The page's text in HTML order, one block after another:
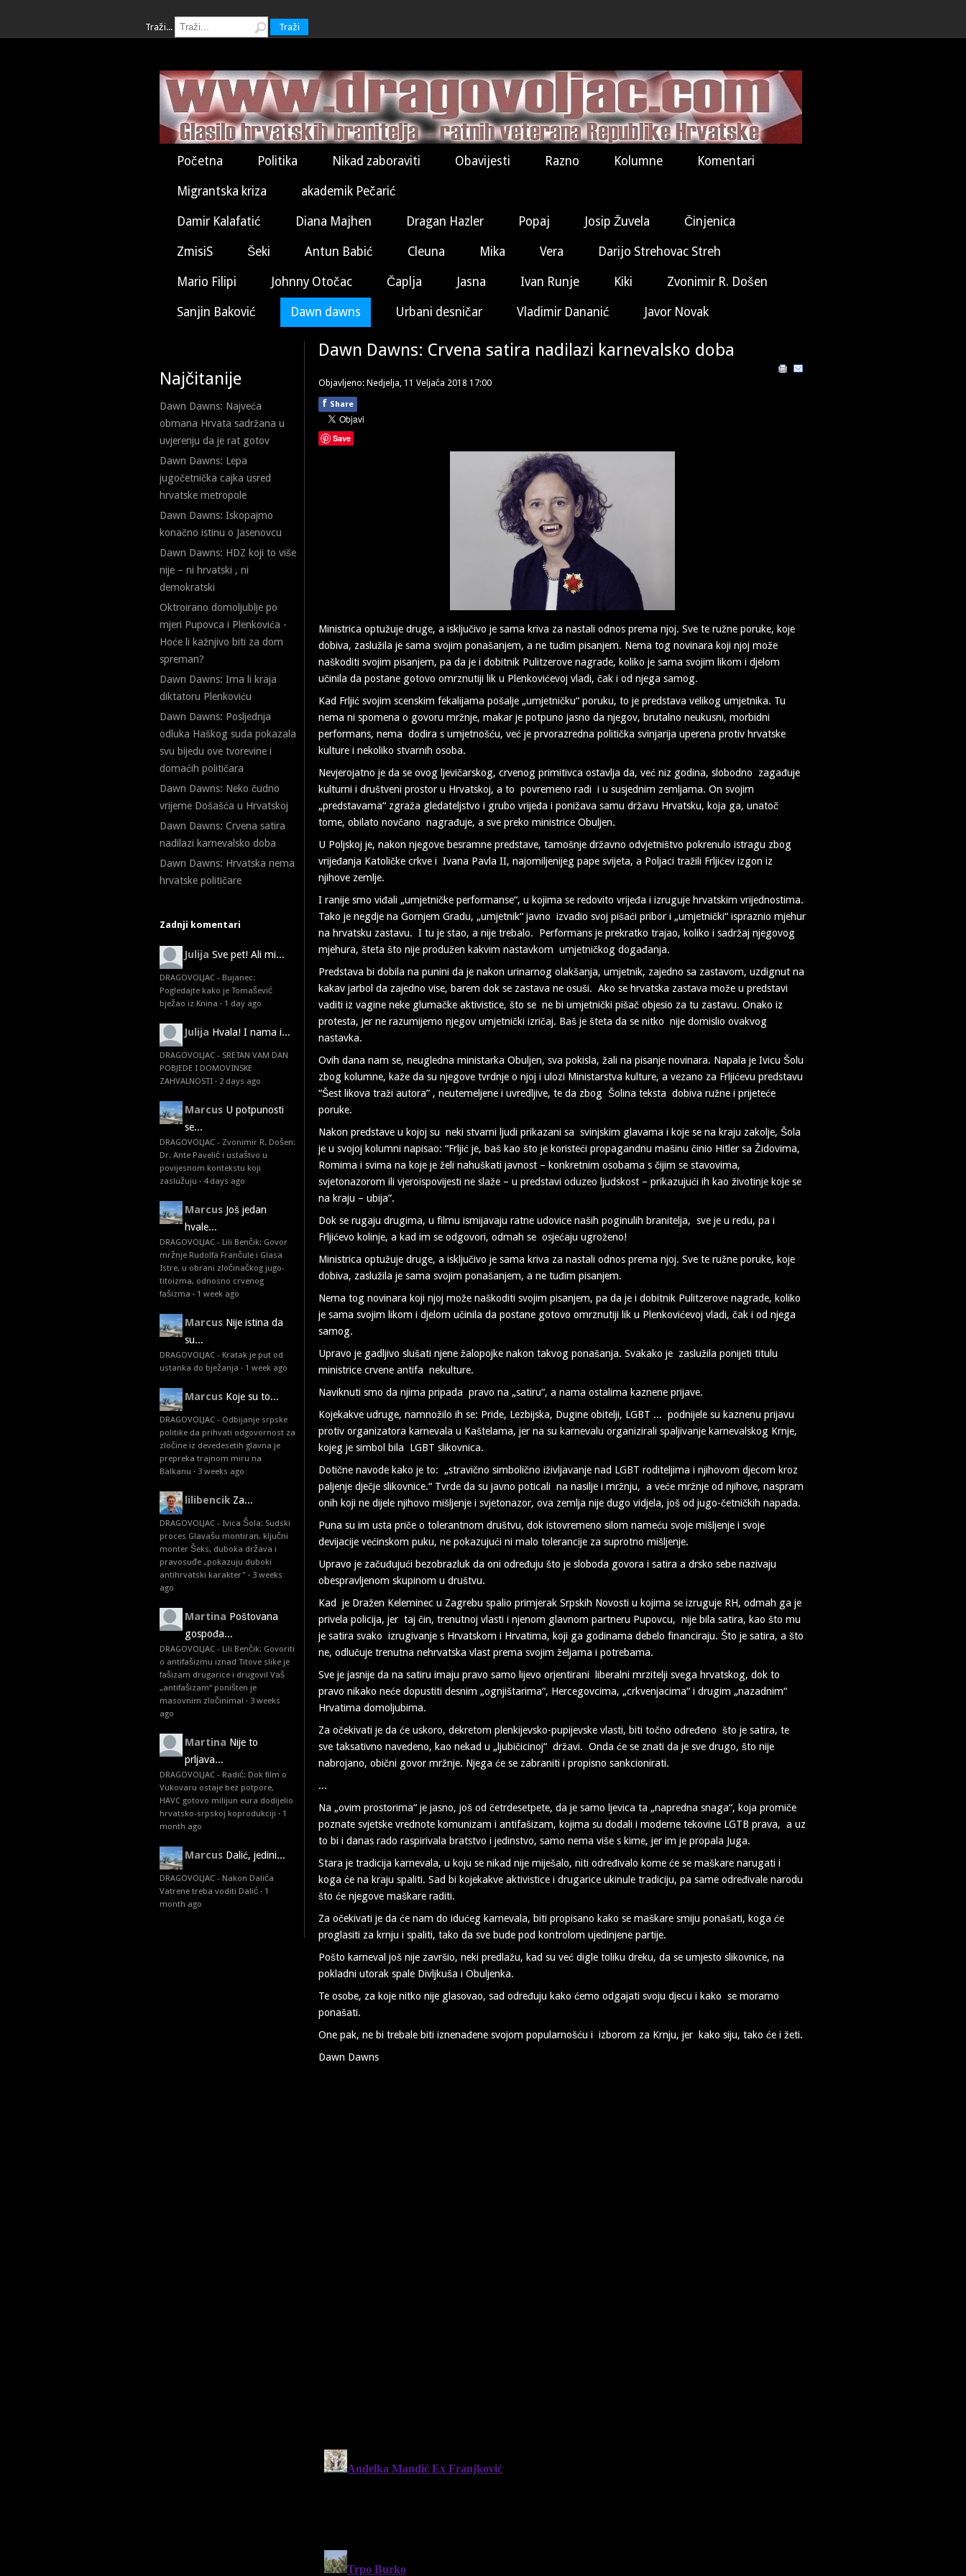
Traži... Traži
Početna Politika Nikad zaboraviti Obavijesti Razno Kolumne Komentari
Migrantska kriza akademik Pečarić
Damir Kalafatić Diana Majhen Dragan Hazler Popaj Josip Žuvela Činjenica
ZmisiS Šeki Antun Babić Cleuna Mika Vera Darijo Strehovac Streh
Mario Filipi Johnny Otočac Čaplja Jasna Ivan Runje Kiki Zvonimir R. Došen
Sanjin Baković Dawn dawns Urbani desničar Vladimir Dananić Javor Novak
Najčitanije
Dawn Dawns: Najveća
obmana Hrvata sadržana u
uvjerenju da je rat gotov
Dawn Dawns: Lepa
jugočetnička cajka usred
hrvatske metropole
Dawn Dawns: Iskopajmo
konačno istinu o Jasenovcu
Dawn Dawns: HDZ koji to više
nije – ni hrvatski , ni
demokratski
Oktroirano domoljublje po
mjeri Pupovca i Plenkovića -
Hoće li kažnjivo biti za dom
spreman?
Dawn Dawns: Ima li kraja
diktatoru Plenkoviću
Dawn Dawns: Posljednja
odluka Haškog suda pokazala
svu bijedu ove tvorevine i
domaćih političara
Dawn Dawns: Neko čudno
vrijeme Došašća u Hrvatskoj
Dawn Dawns: Crvena satira
nadilazi karnevalsko doba
Dawn Dawns: Hrvatska nema
hrvatske političare
Zadnji komentari
Julija Sve pet! Ali mi...
DRAGOVOLJAC - Bujanec:
Pogledajte kako je Tomašević
bježao iz Knina · 1 day ago
Julija Hvala! I nama i...
DRAGOVOLJAC - SRETAN VAM DAN
POBJEDE I DOMOVINSKE
ZAHVALNOSTI · 2 days ago
Marcus U potpunosti
se...
DRAGOVOLJAC - Zvonimir R. Došen:
Dr. Ante Pavelić i ustaštvo u
povijesnom kontekstu koji
zaslužuju · 4 days ago
Marcus Još jedan
hvale...
DRAGOVOLJAC - Lili Benčik: Govor
mržnje Rudolfa Frančule i Glasa
Istre, u obrani zločinačkog jugo-
titoizma, odnosno crvenog
fašizma · 1 week ago
Marcus Nije istina da
su...
DRAGOVOLJAC - Kratak je put od
ustanka do bježanja · 1 week ago
Marcus Koje su to...
DRAGOVOLJAC - Odbijanje srpske
politike da prihvati odgovornost za
zločine iz devedesetih glavna je
prepreka trajnom miru na
Balkanu · 3 weeks ago
lilibencik Za...
DRAGOVOLJAC - Ivica Šola: Sudski
proces Glavašu montiran, ključni
monter Šeks, duboka država i
pravosuđe „pokazuju duboki
antihrvatski karakter" · 3 weeks
ago
Martina Poštovana
gospođa...
DRAGOVOLJAC - Lili Benčik: Govoriti
o antifašizmu iznad Titove slike je
fašizam drugarice i drugovi! Vaš
„antifašizam“ poništen je
masovnim zločinima! · 3 weeks
ago
Martina Nije to
prljava...
DRAGOVOLJAC - Radić: Dok film o
Vukovaru ostaje bez potpore,
HAVC gotovo milijun eura dodijelio
hrvatsko-srpskoj koprodukciji · 1
month ago
Marcus Dalić, jedini...
DRAGOVOLJAC - Nakon Dalića
Vatrene treba voditi Dalić · 1
month ago
Dawn Dawns: Crvena satira nadilazi karnevalsko doba
Objavljeno: Nedjelja, 11 Veljača 2018 17:00
f Share
Save
Ministrica optužuje druge, a isključivo je sama kriva za nastali odnos prema njoj. Sve te ružne poruke, koje
dobiva, zaslužila je sama svojim ponašanjem, a ne tuđim pisanjem. Nema tog novinara koji njoj može
naškoditi svojim pisanjem, pa da je i dobitnik Pulitzerove nagrade, koliko je sama svojim likom i djelom
učinila da postane gotovo omrznutiji lik u Plenkovićevoj vladi, čak i od njega samog.
Kad Frljić svojim scenskim fekalijama pošalje „umjetničku“ poruku, to je predstava velikog umjetnika. Tu
nema ni spomena o govoru mržnje, makar je potpuno jasno da njegov, brutalno neukusni, morbidni
performans, nema dodira s umjetnošću, već je prvorazredna politička svinjarija uperena protiv hrvatske
kulture i nekoliko stvarnih osoba.
Nevjerojatno je da se ovog ljevičarskog, crvenog primitivca ostavlja da, već niz godina, slobodno zagađuje
kulturni i društveni prostor u Hrvatskoj, a to povremeno radi i u susjednim zemljama. On svojim
„predstavama“ zgraža gledateljstvo i grubo vrijeđa i ponižava samu državu Hrvatsku, koja ga, unatoč
tome, obilato novčano nagrađuje, a sve preko ministrice Obuljen.
U Poljskoj je, nakon njegove besramne predstave, tamošnje državno odvjetništvo pokrenulo istragu zbog
vrijeđanja Katoličke crkve i Ivana Pavla II, najomiljenijeg pape svijeta, a Poljaci tražili Frljićev izgon iz
njihove zemlje.
I ranije smo viđali „umjetničke performanse“, u kojima se redovito vrijeđa i izruguje hrvatskim vrijednostima.
Tako je negdje na Gornjem Gradu, „umjetnik“ javno izvadio svoj pišaći pribor i „umjetnički“ ispraznio mjehur
na hrvatsku zastavu. I tu je stao, a nije trebalo. Performans je prekratko trajao, koliko i sadržaj njegovog
mjehura, šteta što nije produžen kakvim nastavkom umjetničkog događanja.
Predstava bi dobila na punini da je nakon urinarnog olakšanja, umjetnik, zajedno sa zastavom, uzdignut na
kakav jarbol da zajedno vise, barem dok se zastava ne osuši. Ako se hrvatska zastava može u predstavi
vaditi iz vagine neke glumačke aktivistice, što se ne bi umjetnički pišač objesio za tu zastavu. Onako iz
protesta, jer ne razumijemo njegov umjetnički izričaj. Baš je šteta da se nitko nije domislio ovakvog
nastavka.
Ovih dana nam se, neugledna ministarka Obuljen, sva pokisla, žali na pisanje novinara. Napala je Ivicu Šolu
zbog kolumne, kaže da su njegove tvrdnje o njoj i ulozi Ministarstva kulture, a vezano za Frljićevu predstavu
“Šest likova traži autora” , neutemeljene i uvredljive, te da zbog Šolina teksta dobiva ružne i prijeteće
poruke.
Nakon predstave u kojoj su neki stvarni ljudi prikazani sa svinjskim glavama i koje se na kraju zakolje, Šola
je u svojoj kolumni napisao: “Frljić je, baš kao što je koristeći propagandnu mašinu činio Hitler sa Židovima,
Romima i svima na koje je želi nahuškati javnost – konkretnim osobama s čijim se stavovima,
svjetonazorom ili vjeroispovijesti ne slaže – u predstavi oduzeo ljudskost – prikazujući ih kao životinje koje se
na kraju – ubija”.
Dok se rugaju drugima, u filmu ismijavaju ratne udovice naših poginulih branitelja, sve je u redu, pa i
Frljićevo kolinje, a kad im se odgovori, odmah se osjećaju ugroženo!
Ministrica optužuje druge, a isključivo je sama kriva za nastali odnos prema njoj. Sve te ružne poruke, koje
dobiva, zaslužila je sama svojim ponašanjem, a ne tuđim pisanjem.
Nema tog novinara koji njoj može naškoditi svojim pisanjem, pa da je i dobitnik Pulitzerove nagrade, koliko
je sama svojim likom i djelom učinila da postane gotovo omrznutiji lik u Plenkovićevoj vladi, čak i od njega
samog.
Upravo je gadljivo slušati njene žalopojke nakon takvog ponašanja. Svakako je zaslužila ponijeti titulu
ministrice crvene antifa nekulture.
Naviknuti smo da njima pripada pravo na „satiru“, a nama ostalima kaznene prijave.
Kojekakve udruge, namnožilo ih se: Pride, Lezbijska, Dugine obitelji, LGBT ... podnijele su kaznenu prijavu
protiv organizatora karnevala u Kaštelama, jer na su karnevalu organizirali spaljivanje karnevalskog Krnje,
kojeg je simbol bila LGBT slikovnica.
Dotične navode kako je to: „stravično simbolično iživljavanje nad LGBT roditeljima i njihovom djecom kroz
paljenje dječje slikovnice.“ Tvrde da su javno poticali na nasilje i mržnju, a veće mržnje od njihove, naspram
onih koji ne dijele njihovo mišljenje i svjetonazor, ova zemlja nije dugo vidjela, još od jugo-četničkih napada.
Puna su im usta priče o tolerantnom društvu, dok istovremeno silom nameću svoje mišljenje i svoje
devijacije većinskom puku, ne pokazujući ni malo tolerancije za suprotno mišljenje.
Upravo je začuđujući bezobrazluk da oni određuju što je sloboda govora i satira a drsko sebe nazivaju
obespravljenom skupinom u društvu.
Kad je Dražen Keleminec u Zagrebu spalio primjerak Srpskih Novosti u kojima se izruguje RH, odmah ga je
privela policija, jer taj čin, trenutnoj vlasti i njenom glavnom partneru Pupovcu, nije bila satira, kao što mu
je satira svako izrugivanje s Hrvatskom i Hrvatima, koji ga godinama debelo financiraju. Što je satira, a što
ne, odlučuje trenutna nehrvatska vlast prema svojim željama i potrebama.
Sve je jasnije da na satiru imaju pravo samo lijevo orjentirani liberalni mrzitelji svega hrvatskog, dok to
pravo nikako neće dopustiti desnim „ognjištarima“, Hercegovcima, „crkvenjacima“ i drugim „nazadnim“
Hrvatima domoljubima.
Za očekivati je da će uskoro, dekretom plenkijevsko-pupijevske vlasti, biti točno određeno što je satira, te
sve taksativno navedeno, kao nekad u „ljubičicinoj“ državi. Onda će se znati da je sve drugo, što nije
nabrojano, obični govor mržnje. Njega će se zabraniti i propisno sankcionirati.
...
Na „ovim prostorima“ je jasno, još od četrdesetpete, da je samo ljevica ta „napredna snaga“, koja promiče
poznate svjetske vrednote komunizam i antifašizam, kojima su dodali i moderne tekovine LGTB prava, a uz
to bi i danas rado raspirivala bratstvo i jedinstvo, samo nema više s kime, jer im je propala Juga.
Stara je tradicija karnevala, u koju se nikad nije miješalo, niti određivalo kome će se maškare narugati i
koga će na kraju spaliti. Sad bi kojekakve aktivistice i drugarice ukinule tradiciju, pa same određivale narodu
što će njegove maškare raditi.
Za očekivati je da će nam do idućeg karnevala, biti propisano kako se maškare smiju ponašati, koga će
proglasiti za krnju i spaliti, tako da sve bude pod kontrolom ujedinjene partije.
Pošto karneval još nije završio, neki predlažu, kad su već digle toliku dreku, da se umjesto slikovnice, na
pokladni utorak spale Divljkuša i Obuljenka.
Te osobe, za koje nitko nije glasovao, sad određuju kako ćemo odgajati svoju djecu i kako se moramo
ponašati.
One pak, ne bi trebale biti iznenađene svojom popularnošću i izborom za Krnju, jer kako siju, tako će i žeti.
Dawn Dawns